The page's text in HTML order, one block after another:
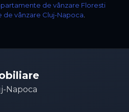
de vânzare Floresti
de vânzare Cluj-Napoca
Napoca